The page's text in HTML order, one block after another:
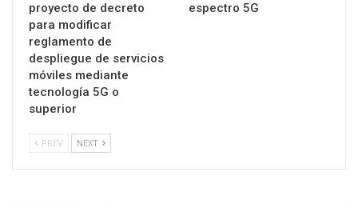
proyecto de decreto
para modificar
reglamento de
despliegue de servicios
móviles mediante
tecnología 5G o
superior
espectro 5G
PREV NEXT